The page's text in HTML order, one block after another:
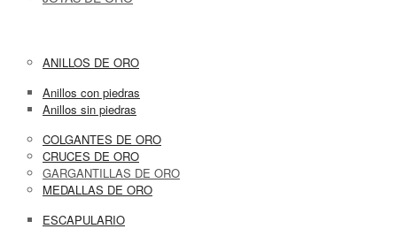
ANILLOS DE ORO
Anillos con piedras
Anillos sin piedras
COLGANTES DE ORO
CRUCES DE ORO
GARGANTILLAS DE ORO
MEDALLAS DE ORO
ESCAPULARIO